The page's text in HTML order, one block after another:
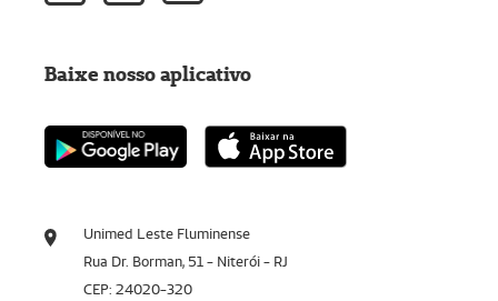
Unimed Leste Fluminense
Rua Dr. Borman, 51 - Niterói - RJ
CEP: 24020-320
Baixe nosso aplicativo